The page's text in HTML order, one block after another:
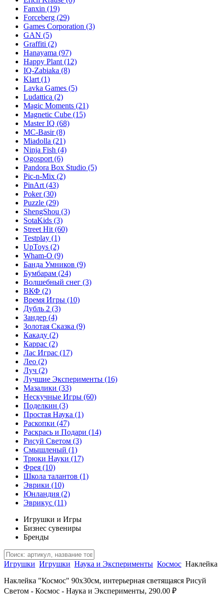
Fanxin (19)
Forceberg (29)
Games Corporation (3)
GAN (5)
Graffiti (2)
Hanayama (97)
Happy Plant (12)
IQ-Zabiaka (8)
Klart (1)
Lavka Games (5)
Ludattica (2)
Magic Moments (21)
Magnetic Cube (15)
Master IQ (68)
MC-Basir(8)
Miadolla (21)
Ninja Fish (4)
Ogosport (6)
Pandora Box Studio (5)
Pic-n-Mix (2)
PinArt (43)
Poker(30)
Puzzle (29)
ShengShou (3)
SotaKids (3)
Street Hit (60)
Testplay (1)
UpToys (2)
Wham-O (9)
Банда Умников (9)
Бумбарам (24)
Волшебный снег (3)
ВКФ (2)
Время Игры (10)
Дубль 2 (3)
Зандер (4)
Золотая Сказка (9)
Какаду (2)
Каррас (2)
Лас Играс (17)
Лео (2)
Луч (2)
Лучшие Эксперименты (16)
Мазалики (33)
Нескучные Игры (60)
Поделкин (3)
Простая Наука (1)
Раскопки (47)
Раскрась и Подари (14)
Рисуй Светом (3)
Смышленый (1)
Трюки Науки (17)
Фрея (10)
Школа талантов (1)
Эврики (10)
Юнландия (2)
Эврикус (11)
Игрушки и Игры
Бизнес сувениры
Бренды
Игрушки Игрушки Наука и Эксперименты Космос Наклейка
Наклейка "Космос" 90х30см, интерьерная светящаяся Рисуй
Светом - Космос - Наука и Эксперименты, 290.00 ₽